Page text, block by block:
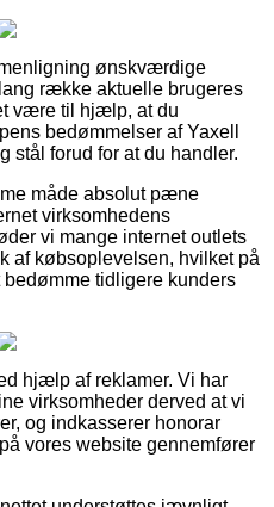
ønskværdige
række aktuelle brugeres
være til hjælp, at du
bedømmelser af Yaxell
stål forud for at du handler.
måde absolut pæne
virksomhedens
vi mange internet outlets
af købsoplevelsen, hvilket på
tidligere kunders
hjælp af reklamer. Vi har
virksomheder derved at vi
og indkasserer honorar
vores website gennemfører